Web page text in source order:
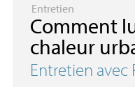
Entretien
Comment
chaleur
Entretien avec